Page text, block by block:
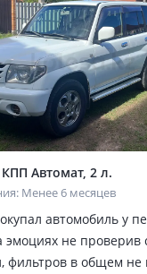
КПП Автомат, 2 л.
Менее 6 месяцев
автомобиль у
эмоциях не проверив
фильтров в общем не